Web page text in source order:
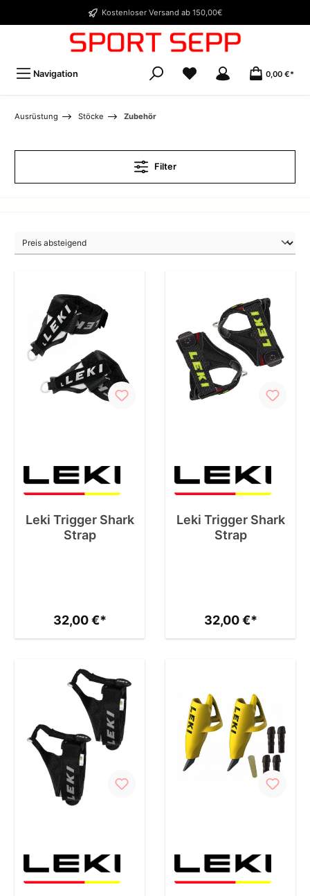
Kostenloser Versand ab 150,00€
Navigation 0,00 €*
Ausrüstung Stöcke Zubehör
Filter
Leki Trigger Shark
Strap
32,00 €*
Leki Trigger Shark
Strap
32,00 €*